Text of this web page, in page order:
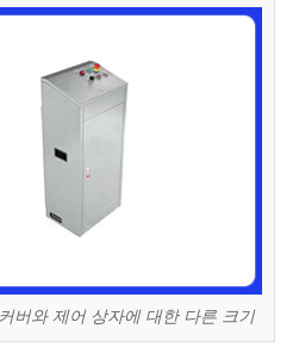
버와 제어 상자에 대한 다른 크기